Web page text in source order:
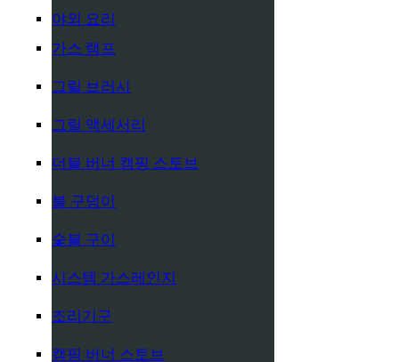
야외 요리
가스 램프
그릴 브러시
그릴 액세서리
더블 버너 캠핑 스토브
불 구덩이
숯불 구이
시스템 가스레인지
조리기구
캠핑 버너 스토브